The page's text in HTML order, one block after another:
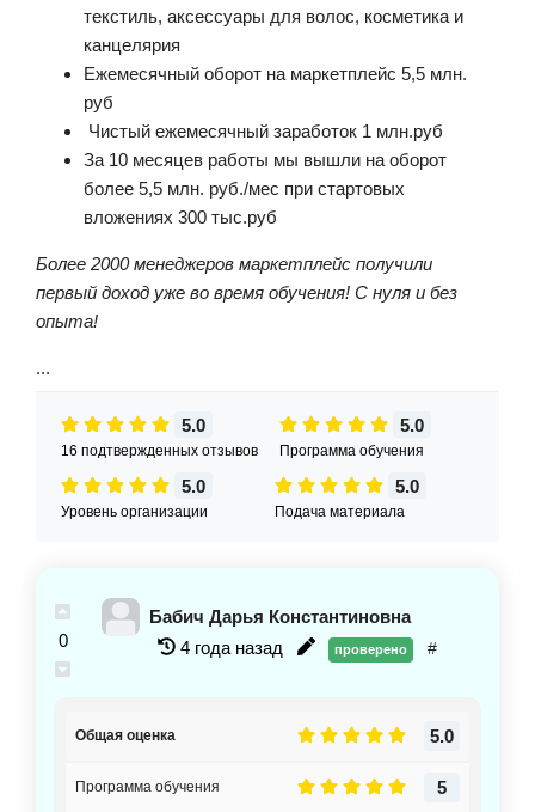
текстиль, аксессуары для волос, косметика и
канцелярия
Ежемесячный оборот на маркетплейс 5,5 млн.
руб
Чистый ежемесячный заработок 1 млн.руб
За 10 месяцев работы мы вышли на оборот
более 5,5 млн. руб./мес при стартовых
вложениях 300 тыс.руб
Более 2000 менеджеров маркетплейс получили
первый доход уже во время обучения! С нуля и без
опыта!
...
5.0
16 подтвержденных отзывов
5.0
Программа обучения
5.0
Уровень организации
5.0
Подача материала
0
Бабич Дарья Константиновна
4 года назад
проверено #
5.0
Общая оценка
5
Программа обучения